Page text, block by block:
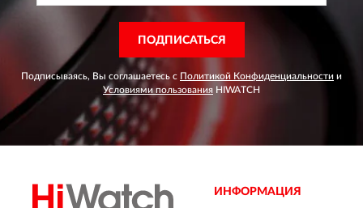
ПОДПИСАТЬСЯ
Подписываясь, Вы соглашаетесь с Политикой Конфиденциальности и
Условиями пользования HIWATCH
ИНФОРМАЦИЯ